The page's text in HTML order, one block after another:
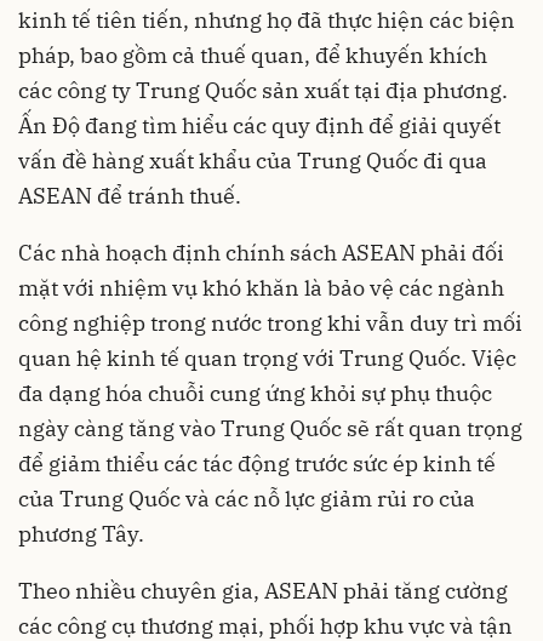
kinh tế tiên tiến, nhưng họ đã thực hiện các biện
pháp, bao gồm cả thuế quan, để khuyến khích
các công ty Trung Quốc sản xuất tại địa phương.
Ấn Độ đang tìm hiểu các quy định để giải quyết
vấn đề hàng xuất khẩu của Trung Quốc đi qua
ASEAN để tránh thuế.
Các nhà hoạch định chính sách ASEAN phải đối
mặt với nhiệm vụ khó khăn là bảo vệ các ngành
công nghiệp trong nước trong khi vẫn duy trì mối
quan hệ kinh tế quan trọng với Trung Quốc. Việc
đa dạng hóa chuỗi cung ứng khỏi sự phụ thuộc
ngày càng tăng vào Trung Quốc sẽ rất quan trọng
để giảm thiểu các tác động trước sức ép kinh tế
của Trung Quốc và các nỗ lực giảm rủi ro của
phương Tây.
Theo nhiều chuyên gia, ASEAN phải tăng cường
các công cụ thương mại, phối hợp khu vực và tận